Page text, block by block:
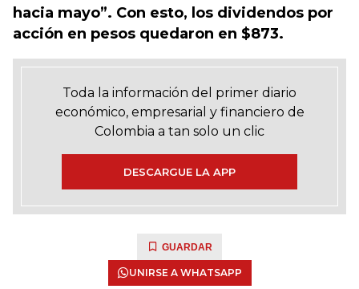
hacia mayo”. Con esto, los dividendos por
acción en pesos quedaron en $873.
Toda la información del primer diario
económico, empresarial y financiero de
Colombia a tan solo un clic
DESCARGUE LA APP
GUARDAR
UNIRSE A WHATSAPP